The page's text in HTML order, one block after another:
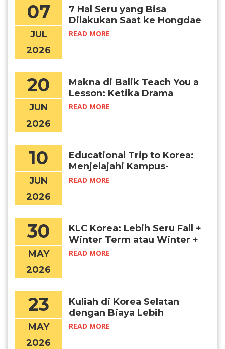
07
JUL
2026
7 Hal Seru yang Bisa
Dilakukan Saat ke Hongdae
READ MORE
20
JUN
2026
Makna di Balik Teach You a
Lesson: Ketika Drama
Menjadi Awal Mimpi Belajar
READ MORE
10
JUN
2026
Educational Trip to Korea:
Menjelajahi Kampus-
Kampus Terbaik di Korea
READ MORE
30
MAY
2026
KLC Korea: Lebih Seru Fall +
Winter Term atau Winter +
Spring Term?
READ MORE
23
MAY
2026
Kuliah di Korea Selatan
dengan Biaya Lebih
Terjangkau? Daejeon
READ MORE